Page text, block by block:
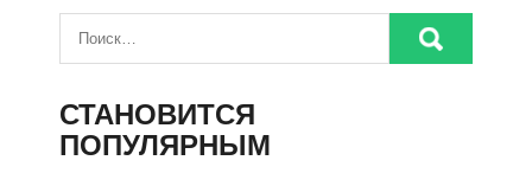
СТАНОВИТСЯ
ПОПУЛЯРНЫМ